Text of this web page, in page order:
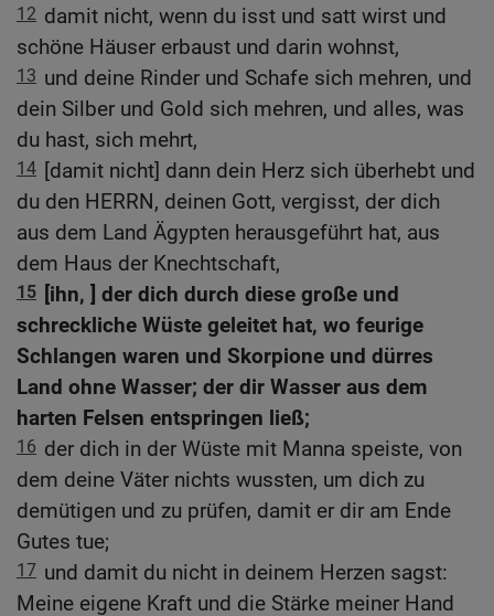
12 damit nicht, wenn du isst und satt wirst und
schöne Häuser erbaust und darin wohnst,
13 und deine Rinder und Schafe sich mehren, und
dein Silber und Gold sich mehren, und alles, was
du hast, sich mehrt,
14 [damit nicht] dann dein Herz sich überhebt und
du den HERRN, deinen Gott, vergisst, der dich
aus dem Land Ägypten herausgeführt hat, aus
dem Haus der Knechtschaft,
15 [ihn, ] der dich durch diese große und
schreckliche Wüste geleitet hat, wo feurige
Schlangen waren und Skorpione und dürres
Land ohne Wasser; der dir Wasser aus dem
harten Felsen entspringen ließ;
16 der dich in der Wüste mit Manna speiste, von
dem deine Väter nichts wussten, um dich zu
demütigen und zu prüfen, damit er dir am Ende
Gutes tue;
17 und damit du nicht in deinem Herzen sagst:
Meine eigene Kraft und die Stärke meiner Hand